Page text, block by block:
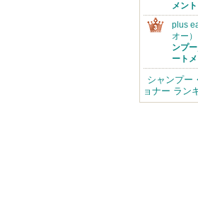
メント
plus
オー）
ンプ
ート
シャンプー
ョナー ラン